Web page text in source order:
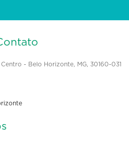
- Belo Horizonte, MG, 30160-031